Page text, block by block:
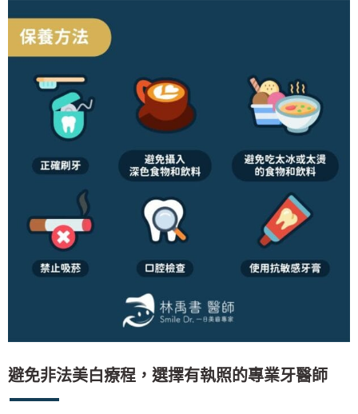
避免非法美白療程，選擇有執照的專業牙醫師